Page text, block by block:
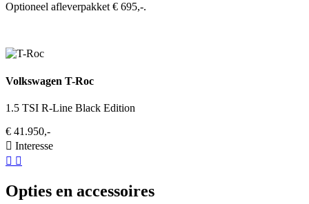
Optioneel afleverpakket € 695,-.
Volkswagen T-Roc
1.5 TSI R-Line Black Edition
€ 41.950,-
Interesse
Opties en accessoires